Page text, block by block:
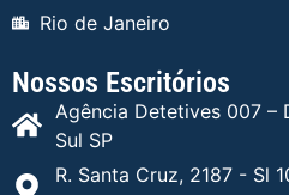
Rio de Janeiro
Nossos Escritórios
Agência Detetives 007 –
Sul SP
R. Santa Cruz, 2187 - Sl